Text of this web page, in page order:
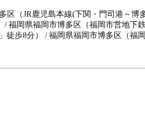
区（JR鹿児島本線(下関・門司港～博
/福岡県福岡市博多区（福岡市営地下
徒歩8分） /福岡県福岡市博多区（福